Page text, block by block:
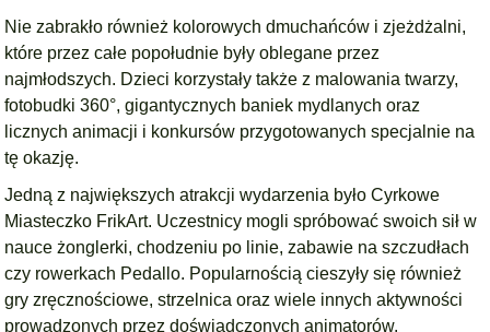
Nie zabrakło również kolorowych dmuchańców i zjeżdżalni,
które przez całe popołudnie były oblegane przez
najmłodszych. Dzieci korzystały także z malowania twarzy,
fotobudki 360°, gigantycznych baniek mydlanych oraz
licznych animacji i konkursów przygotowanych specjalnie na
tę okazję.
Jedną z największych atrakcji wydarzenia było Cyrkowe
Miasteczko FrikArt. Uczestnicy mogli spróbować swoich sił w
nauce żonglerki, chodzeniu po linie, zabawie na szczudłach
czy rowerkach Pedallo. Popularnością cieszyły się również
gry zręcznościowe, strzelnica oraz wiele innych aktywności
prowadzonych przez doświadczonych animatorów.